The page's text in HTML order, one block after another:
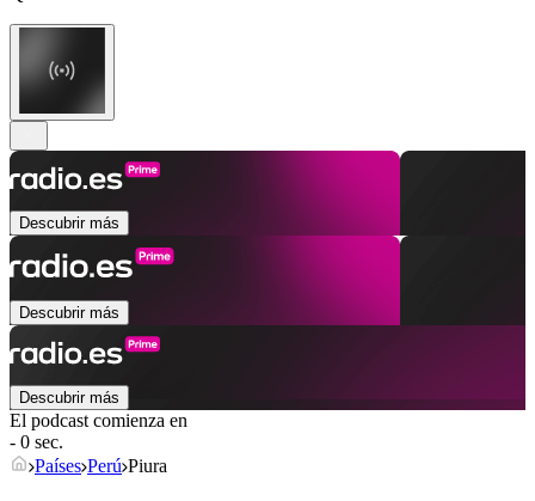
Descubrir más
Descubrir más
Descubrir más
El podcast comienza en
- 0 sec.
Países Perú Piura